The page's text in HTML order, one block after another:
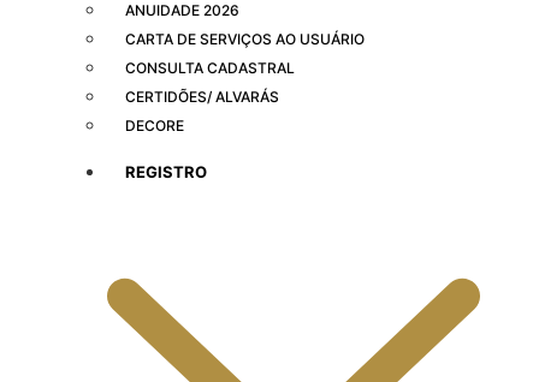
ANUIDADE 2026
CARTA DE SERVIÇOS AO USUÁRIO
CONSULTA CADASTRAL
CERTIDÕES/ ALVARÁS
DECORE
REGISTRO